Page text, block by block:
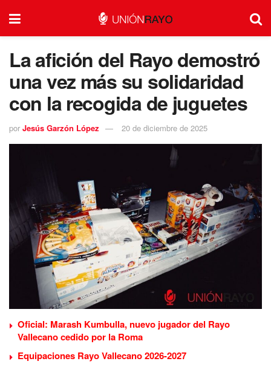
La afición del Rayo demostró
una vez más su solidaridad
con la recogida de juguetes
por Jesús Garzón López 20 de diciembre de 2025
Oficial: Marash Kumbulla, nuevo jugador del Rayo
Vallecano cedido por la Roma
Equipaciones Rayo Vallecano 2026-2027